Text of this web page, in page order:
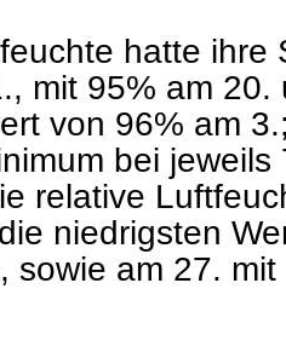
hatte ihre
mit 95% am
von 96% am
bei
relative
niedrigsten
sowie am 27.